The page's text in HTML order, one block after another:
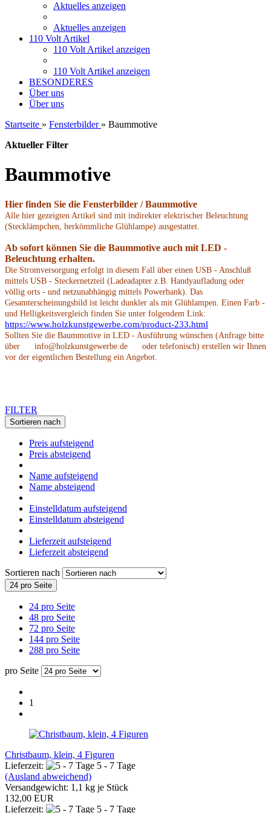
Aktuelles anzeigen
Aktuelles anzeigen
110 Volt Artikel
110 Volt Artikel anzeigen
110 Volt Artikel anzeigen
BESONDERES
Über uns
Über uns
Startseite » Fensterbilder » Baummotive
Aktueller Filter
Baummotive
Hier finden Sie die Fensterbilder / Baummotive
Alle hier gezeigten Artikel sind mit indirekter elektrischer Beleuchtung
(Stecklämpchen, herkömmliche Glühlampe) ausgestattet.
Ab sofort können Sie die Baummotive auch mit LED -
Beleuchtung erhalten.
Die Stromversorgung erfolgt in diesem Fall über einen USB - Anschluß
mittels USB - Steckernetzteil (Ladeadapter z.B. Handyaufladung oder
völlig orts - und netzunabhängig mittels Powerbank). Das
Gesamterscheinungsbild ist leicht dunkler als mit Glühlampen. Einen Farb -
und Helligkeitsvergleich finden Sie unter folgendem Link:
https://www.holzkunstgewerbe.com/product-233.html
Sollten Sie die Baummotive in LED - Ausführung wünschen (Anfrage bitte
über info@holzkunstgewerbe.de oder telefonisch) erstellen wir Ihnen
vor der eigentlichen Bestellung ein Angebot.
FILTER
Sortieren nach
Preis aufsteigend
Preis absteigend
Name aufsteigend
Name absteigend
Einstelldatum aufsteigend
Einstelldatum absteigend
Lieferzeit aufsteigend
Lieferzeit absteigend
Sortieren nach
24 pro Seite
24 pro Seite
48 pro Seite
72 pro Seite
144 pro Seite
288 pro Seite
pro Seite
1
Christbaum, klein, 4 Figuren
Lieferzeit:
5 - 7 Tage
(Ausland abweichend)
Versandgewicht: 1,1 kg je Stück
132,00 EUR
Lieferzeit:
5 - 7 Tage